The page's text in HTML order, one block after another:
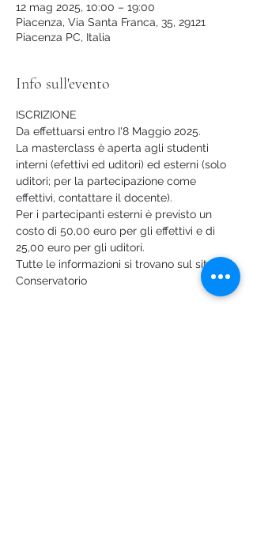
12 mag 2025, 10:00 – 19:00
Piacenza, Via Santa Franca, 35, 29121
Piacenza PC, Italia
Info sull'evento
ISCRIZIONE
Da effettuarsi entro I'8 Maggio 2025.
La masterclass è aperta agli studenti
interni (efettivi ed uditori) ed esterni (solo
uditori; per la partecipazione come
effettivi, contattare il docente).
Per i partecipanti esterni è previsto un
costo di 50,00 euro per gli effettivi e di
25,00 euro per gli uditori.
Tutte le informazioni si trovano sul sito del
Conservatorio